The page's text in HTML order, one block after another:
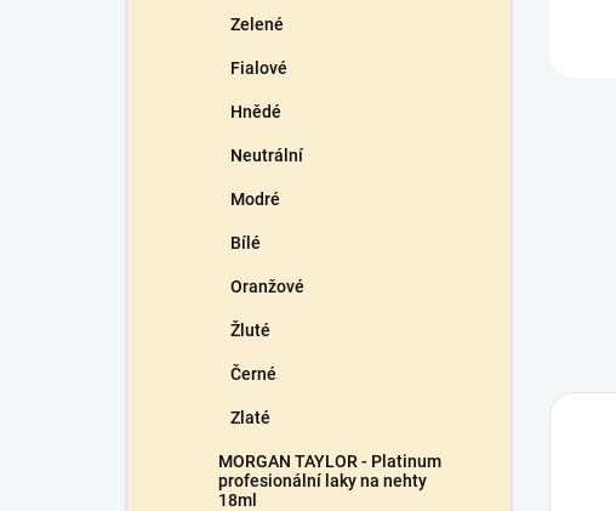
Zelené
Fialové
Hnědé
Neutrální
Modré
Bílé
Oranžové
Žluté
Černé
Zlaté
MORGAN TAYLOR - Platinum
profesionální laky na nehty
18ml